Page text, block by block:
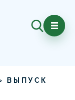
ВЫПУСК